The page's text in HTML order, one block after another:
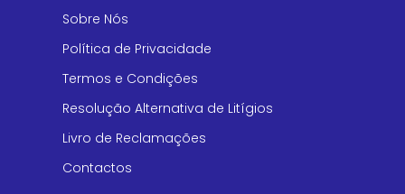
Sobre Nós
Política de Privacidade
Termos e Condições
Resolução Alternativa de Litígios
Livro de Reclamações
Contactos